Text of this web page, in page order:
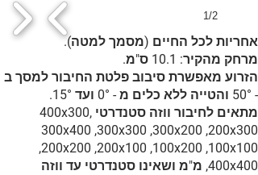
1/2
אחריות לכל החיים (מסמך למטה).
מרחק מהקיר: 10.1 ס"מ.
הזרוע מאפשרת סיבוב פלטת החיבור למסך ב
- 50° והטייה ללא כלים מ - 0° ועד 15°.
מתאים לחיבור ווזה סטנדרטי 400x300,
300x400 ,300x300 ,300x200 ,200x300
,200x200 ,200x100 ,100x200 ,100x100
,400x400 מ"מ ושאינו סטנדרטי עד ווזה